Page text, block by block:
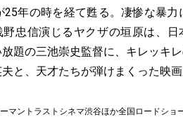
年の時を経て甦る。凄惨な暴力
忠信演じるヤクザの垣原は、日
題の三池崇史監督に、キレッキ
と、天才たちが弾けまくった映画
マントラストシネマ渋谷ほか全国ロードシ